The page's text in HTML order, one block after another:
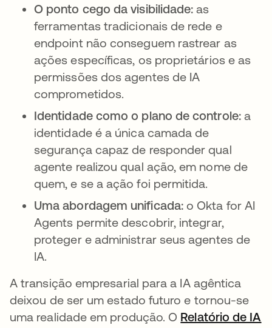
O ponto cego da visibilidade: as
ferramentas tradicionais de rede e
endpoint não conseguem rastrear as
ações específicas, os proprietários e as
permissões dos agentes de IA
comprometidos.
Identidade como o plano de controle: a
identidade é a única camada de
segurança capaz de responder qual
agente realizou qual ação, em nome de
quem, e se a ação foi permitida.
Uma abordagem unificada: o Okta for AI
Agents permite descobrir, integrar,
proteger e administrar seus agentes de
IA.
A transição empresarial para a IA agêntica
deixou de ser um estado futuro e tornou-se
uma realidade em produção. O Relatório de IA